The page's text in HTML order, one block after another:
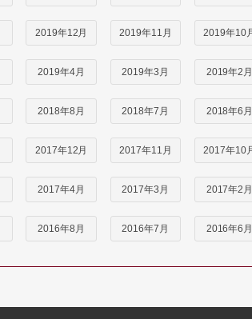
2019年12月 2019年11月 2019年10
2019年4月 2019年3月 2019年2月
2018年8月 2018年7月 2018年6月
2017年12月 2017年11月 2017年10
2017年4月 2017年3月 2017年2月
2016年8月 2016年7月 2016年6月